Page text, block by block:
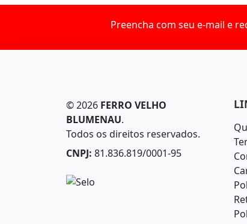
Preencha com seu e-mail e
© 2026 FERRO VELHO
BLUMENAU.
Todos os direitos reservados.
CNPJ: 81.836.819/0001-95